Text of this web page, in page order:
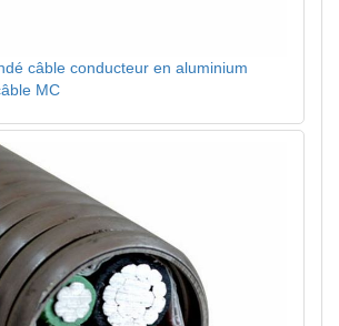
câble conducteur en aluminium
MC